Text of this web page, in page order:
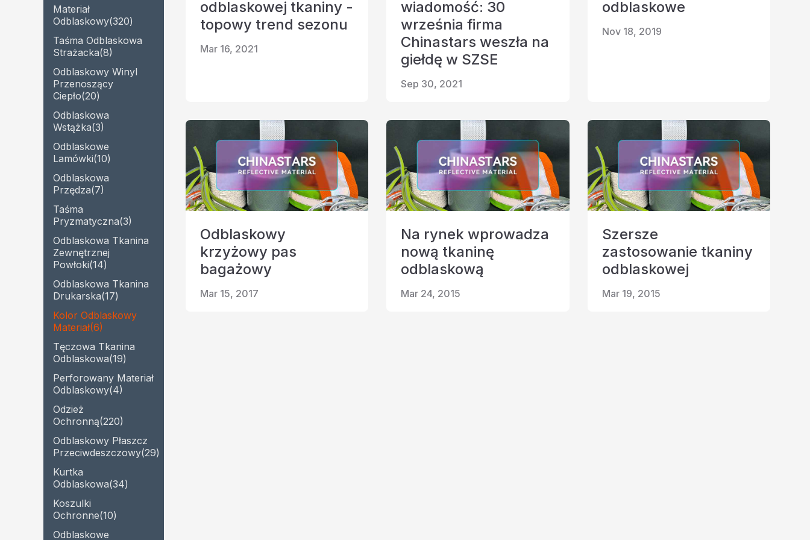
Odblaskowa przędza
Taśma pryzmatyczna
materiału świecącego w
ciemności
Perforowana tkanina
odblaskowa
Tęczowa tkanina odblaskowa
Materiał
Odblaskowy(320)
Taśma Odblaskowa
Strażacka(8)
Odblaskowy Winyl
Przenoszący
Ciepło(20)
Odblaskowa
Wstążka(3)
Odblaskowe
Lamówki(10)
Odblaskowa
Przędza(7)
Taśma
Pryzmatyczna(3)
Odblaskowa Tkanina
Zewnętrznej
Powłoki(14)
Odblaskowa Tkanina
Drukarska(17)
Kolor Odblaskowy
Materiał(6)
Tęczowa Tkanina
Odblaskowa(19)
Perforowany Materiał
Odblaskowy(4)
Odzież
Ochronną(220)
Odblaskowy Płaszcz
Przeciwdeszczowy(29)
Kurtka
Odblaskowa(34)
Koszulki
Ochronne(10)
Odblaskowe
odblaskowej tkaniny -
topowy trend sezonu
Mar 16, 2021
wiadomość: 30
września firma
Chinastars weszła na
giełdę w SZSE
Sep 30, 2021
odblaskowe
Nov 18, 2019
Odblaskowy
krzyżowy pas
bagażowy
Mar 15, 2017
Na rynek wprowadza
nową tkaninę
odblaskową
Mar 24, 2015
Szersze
zastosowanie tkaniny
odblaskowej
Mar 19, 2015